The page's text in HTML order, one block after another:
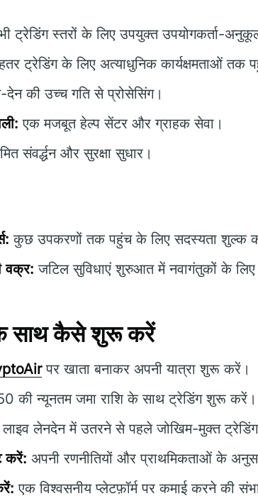
ट्रेडिंग स्तरों के लिए उपयुक्त उपयोगकर्ता-
ट्रेडिंग के लिए अत्याधुनिक कार्यक्षमताओं तक
की उच्च गति से प्रोसेसिंग।
एक मजबूत हेल्प सेंटर और ग्राहक सेवा।
संवर्द्धन और सुरक्षा सुधार।
कुछ उपकरणों तक पहुंच के लिए सदस्यता शुल्क
वक्र: जटिल सुविधाएं शुरुआत में नवागंतुकों के लिए
साथ कैसे शुरू करें
पर खाता बनाकर अपनी यात्रा शुरू करें।
की न्यूनतम जमा राशि के साथ ट्रेडिंग शुरू करें।
लाइव लेनदेन में उतरने से पहले जोखिम-मुक्त
करें: अपनी रणनीतियों और प्राथमिकताओं के
एक विश्वसनीय प्लेटफ़ॉर्म पर कमाई करने की